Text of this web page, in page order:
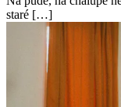
staré […]